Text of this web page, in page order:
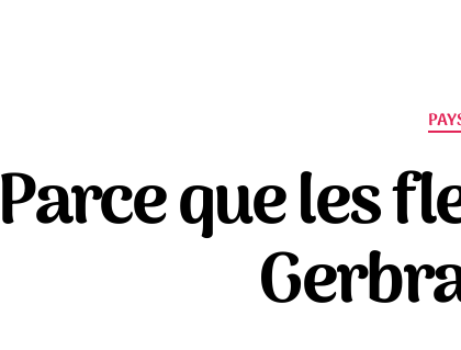
Parce que les